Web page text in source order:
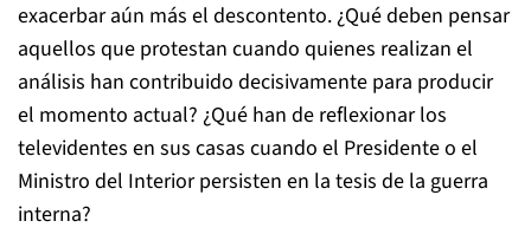
exacerbar aún más el descontento. ¿Qué deben pensar
aquellos que protestan cuando quienes realizan el
análisis han contribuido decisivamente para producir
el momento actual? ¿Qué han de reflexionar los
televidentes en sus casas cuando el Presidente o el
Ministro del Interior persisten en la tesis de la guerra
interna?